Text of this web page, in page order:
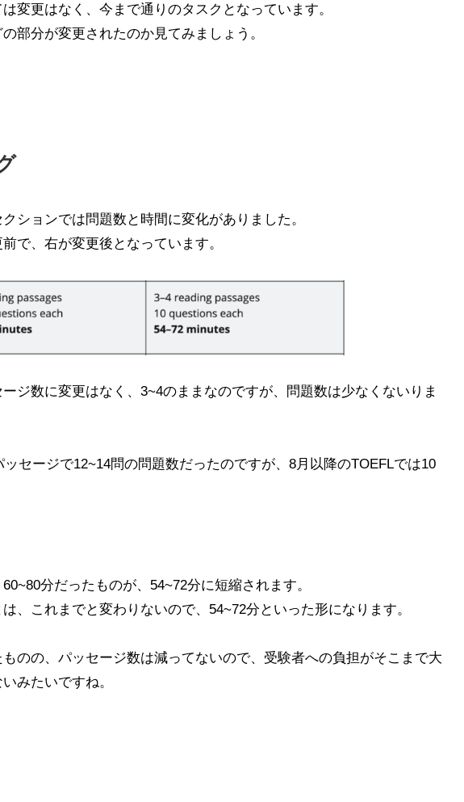
変更はなく、今まで通りのタスクとなっています。
部分が変更されたのか見てみましょう。
ションでは問題数と時間に変化がありました。
で、右が変更後となっています。
ジ数に変更はなく、3~4のままなのですが、問題数は少なくないりま
セージで12~14問の問題数だったのですが、8月以降のTOEFLでは10
分だったものが、54~72分に短縮されます。
、これまでと変わりないので、54~72分といった形になります。
のの、パッセージ数は減ってないので、受験者への負担がそこまで大
みたいですね。